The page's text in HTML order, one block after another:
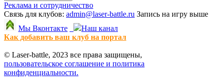
Реклама и сотрудничество
Связь для клубов: admin@laser-battle.ru Запись на игру выше
Мы Вконтакте
Наш канал
Как добавить ваш клуб на портал
© Laser-battle, 2023 все права защищены,
пользовательское соглашение и политика
конфиденциальности.